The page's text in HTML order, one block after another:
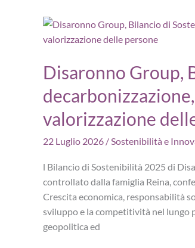
anni
Bilancio
di
Disaronno Group,
valorizzazione
22 Luglio 2026 /Sostenibilità e
l Bilancio di Sostenibilità 2025 di
controllato dalla famiglia Reina,
Crescita economica, responsabilità
sviluppo e la competitività nel lungo
geopolitica ed